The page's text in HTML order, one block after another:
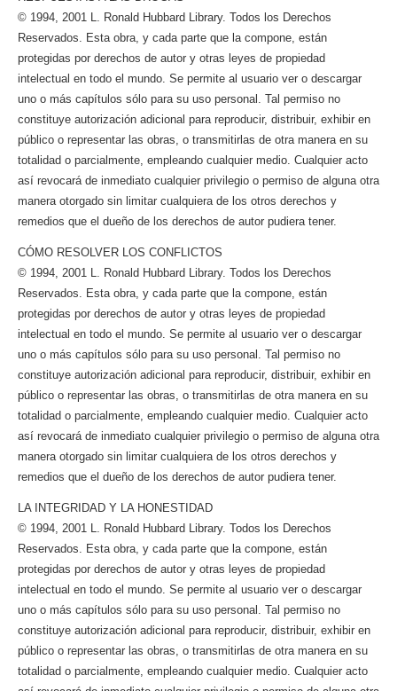
© 1994, 2001 L. Ronald Hubbard Library. Todos los Derechos
Reservados. Esta obra, y cada parte que la compone, están
protegidas por derechos de autor y otras leyes de propiedad
intelectual en todo el mundo. Se permite al usuario ver o descargar
uno o más capítulos sólo para su uso personal. Tal permiso no
constituye autorización adicional para reproducir, distribuir, exhibir en
público o representar las obras, o transmitirlas de otra manera en su
totalidad o parcialmente, empleando cualquier medio. Cualquier acto
así revocará de inmediato cualquier privilegio o permiso de alguna otra
manera otorgado sin limitar cualquiera de los otros derechos y
remedios que el dueño de los derechos de autor pudiera tener.
CÓMO RESOLVER LOS CONFLICTOS
© 1994, 2001 L. Ronald Hubbard Library. Todos los Derechos
Reservados. Esta obra, y cada parte que la compone, están
protegidas por derechos de autor y otras leyes de propiedad
intelectual en todo el mundo. Se permite al usuario ver o descargar
uno o más capítulos sólo para su uso personal. Tal permiso no
constituye autorización adicional para reproducir, distribuir, exhibir en
público o representar las obras, o transmitirlas de otra manera en su
totalidad o parcialmente, empleando cualquier medio. Cualquier acto
así revocará de inmediato cualquier privilegio o permiso de alguna otra
manera otorgado sin limitar cualquiera de los otros derechos y
remedios que el dueño de los derechos de autor pudiera tener.
LA INTEGRIDAD Y LA HONESTIDAD
© 1994, 2001 L. Ronald Hubbard Library. Todos los Derechos
Reservados. Esta obra, y cada parte que la compone, están
protegidas por derechos de autor y otras leyes de propiedad
intelectual en todo el mundo. Se permite al usuario ver o descargar
uno o más capítulos sólo para su uso personal. Tal permiso no
constituye autorización adicional para reproducir, distribuir, exhibir en
público o representar las obras, o transmitirlas de otra manera en su
totalidad o parcialmente, empleando cualquier medio. Cualquier acto